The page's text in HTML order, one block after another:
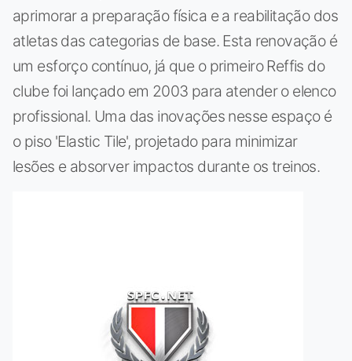
aprimorar a preparação física e a reabilitação dos
atletas das categorias de base. Esta renovação é
um esforço contínuo, já que o primeiro Reffis do
clube foi lançado em 2003 para atender o elenco
profissional. Uma das inovações nesse espaço é
o piso 'Elastic Tile', projetado para minimizar
lesões e absorver impactos durante os treinos.